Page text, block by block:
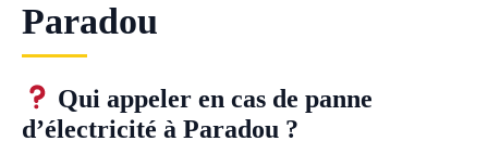
Paradou
Qui appeler en cas de panne
d’électricité à Paradou ?